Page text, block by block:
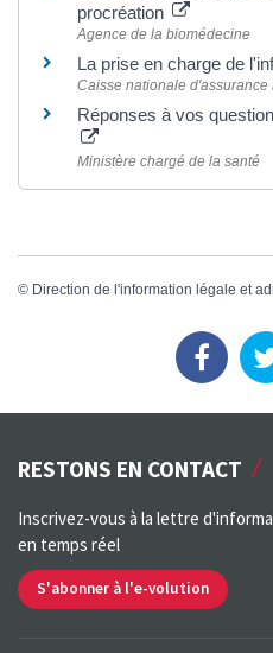
procréation
Agence de la biomédecine
La prise en charge de
Caisse nationale d'assurance
Réponses à vos
Ministère chargé de la santé
© Direction de l'information légale et
RESTONS EN CONTACT
Inscrivez-vous à la lettre
en temps réel
S'abonner à l'e-volution